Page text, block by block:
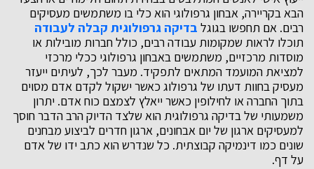
הבא בקריירה, אבחון גרפולוגי הוא כלי בו משתמשים מעסיקים
רבים. אם תחפשו בגוגל בדיקה גרפולוגית קבלה לעבודה
תוכלו לראות שמקומות עבודה רבים, כולל חברות מובילות או
מוסדות מרכזיים, משתמשים באבחון גרפולוגי ככלי מרכזי
למציאת המועמד המתאים לתפקיד. מעבר לכך, לעיתים ייעזר
מעסיק בחוות דעתו של גרפולוג כאשר ישקול לקדם אדם מסוים
בתוך החברה או לחילופין כאשר ייאלץ לצמצם כוח אדם. יתרון
משמעותי של בדיקה גרפולוגית הוא שלצד הדיוק הרב הדבר חוסך
למעסיקים ארגון של יום אבחונים, ארגון חדרים לביצוע מבחנים
שונים כמו דינמיקה קבוצתית. כל שנדרש הוא כתב ידו של אדם
על דף.